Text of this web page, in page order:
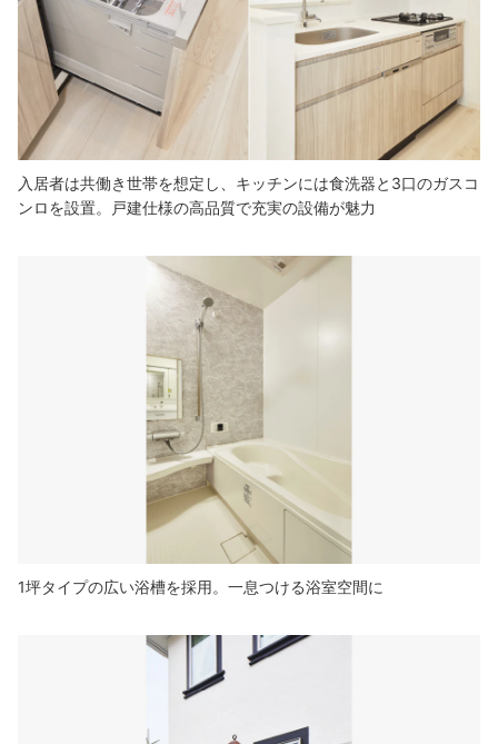
入居者は共働き世帯を想定し、キッチンには食洗器と3口のガスコ
ンロを設置。戸建仕様の高品質で充実の設備が魅力
1坪タイプの広い浴槽を採用。一息つける浴室空間に